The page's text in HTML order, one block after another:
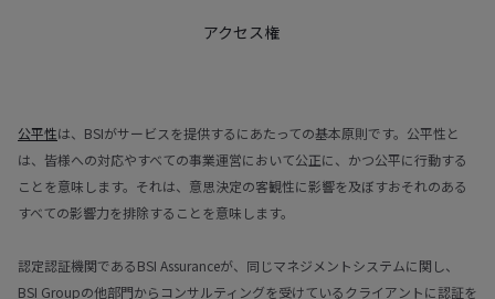
アクセス権
公平性は、BSIがサービスを提供するにあたっての基本原則です。公平性と
は、皆様への対応やすべての事業運営において公正に、かつ公平に行動する
ことを意味します。それは、意思決定の客観性に影響を及ぼすおそれのある
すべての影響力を排除することを意味します。
認定認証機関であるBSI Assuranceが、同じマネジメントシステムに関し、
BSI Groupの他部門からコンサルティングを受けているクライアントに認証を